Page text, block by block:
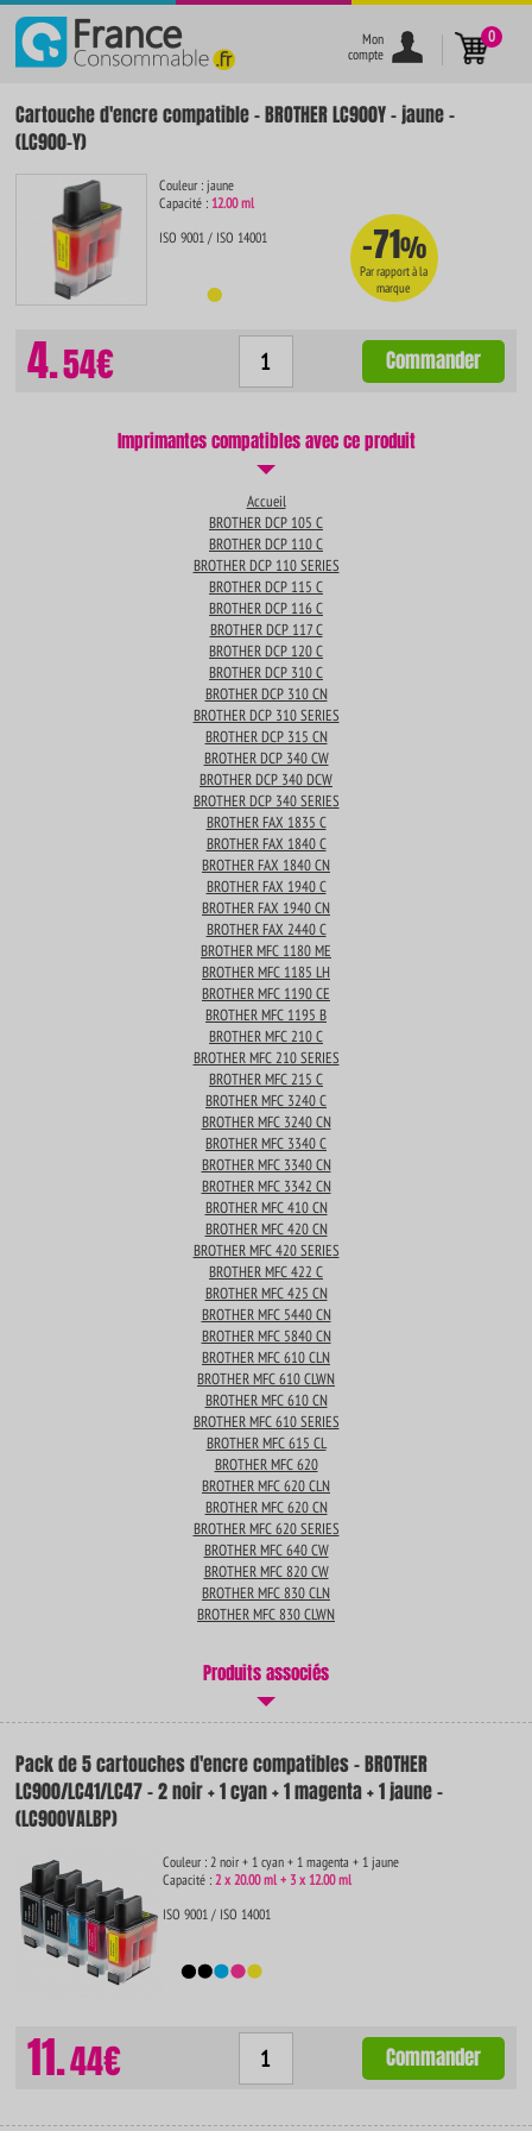
}
Mon
compte
0
Cartouche d'encre compatible - BROTHER LC900Y - jaune -
(LC900-Y)
Couleur : jaune
Capacité : 12.00 ml
ISO 9001 / ISO 14001
-71%
Par rapport à la
marque
4.54€ Commander
Imprimantes compatibles avec ce produit
Accueil
BROTHER DCP 105 C
BROTHER DCP 110 C
BROTHER DCP 110 SERIES
BROTHER DCP 115 C
BROTHER DCP 116 C
BROTHER DCP 117 C
BROTHER DCP 120 C
BROTHER DCP 310 C
BROTHER DCP 310 CN
BROTHER DCP 310 SERIES
BROTHER DCP 315 CN
BROTHER DCP 340 CW
BROTHER DCP 340 DCW
BROTHER DCP 340 SERIES
BROTHER FAX 1835 C
BROTHER FAX 1840 C
BROTHER FAX 1840 CN
BROTHER FAX 1940 C
BROTHER FAX 1940 CN
BROTHER FAX 2440 C
BROTHER MFC 1180 ME
BROTHER MFC 1185 LH
BROTHER MFC 1190 CE
BROTHER MFC 1195 B
BROTHER MFC 210 C
BROTHER MFC 210 SERIES
BROTHER MFC 215 C
BROTHER MFC 3240 C
BROTHER MFC 3240 CN
BROTHER MFC 3340 C
BROTHER MFC 3340 CN
BROTHER MFC 3342 CN
BROTHER MFC 410 CN
BROTHER MFC 420 CN
BROTHER MFC 420 SERIES
BROTHER MFC 422 C
BROTHER MFC 425 CN
BROTHER MFC 5440 CN
BROTHER MFC 5840 CN
BROTHER MFC 610 CLN
BROTHER MFC 610 CLWN
BROTHER MFC 610 CN
BROTHER MFC 610 SERIES
BROTHER MFC 615 CL
BROTHER MFC 620
BROTHER MFC 620 CLN
BROTHER MFC 620 CN
BROTHER MFC 620 SERIES
BROTHER MFC 640 CW
BROTHER MFC 820 CW
BROTHER MFC 830 CLN
BROTHER MFC 830 CLWN
Produits associés
Pack de 5 cartouches d'encre compatibles - BROTHER
LC900/LC41/LC47 - 2 noir + 1 cyan + 1 magenta + 1 jaune -
(LC900VALBP)
Couleur : 2 noir + 1 cyan + 1 magenta + 1 jaune
Capacité :2 x 20.00 ml + 3 x 12.00 ml
ISO 9001 / ISO 14001
11.44€ Commander